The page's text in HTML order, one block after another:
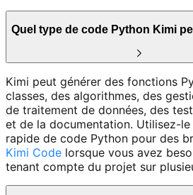
Quel type de code Python Kimi
Kimi peut générer des fonctions
classes, des algorithmes, des
de traitement de données, des
et de la documentation. Utilisez-
rapide de code Python pour des
Kimi Code lorsque vous avez
tenant compte du projet sur